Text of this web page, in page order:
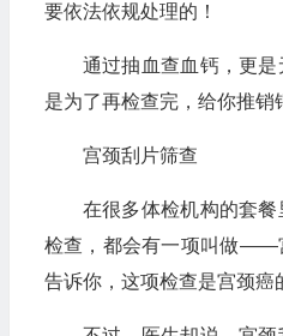
要依法依规处理的！
通过抽血查血钙，更
是为了再检查完，给你推销
宫颈刮片筛查
在很多体检机构的套
检查，都会有一项叫做——
告诉你，这项检查是宫颈癌